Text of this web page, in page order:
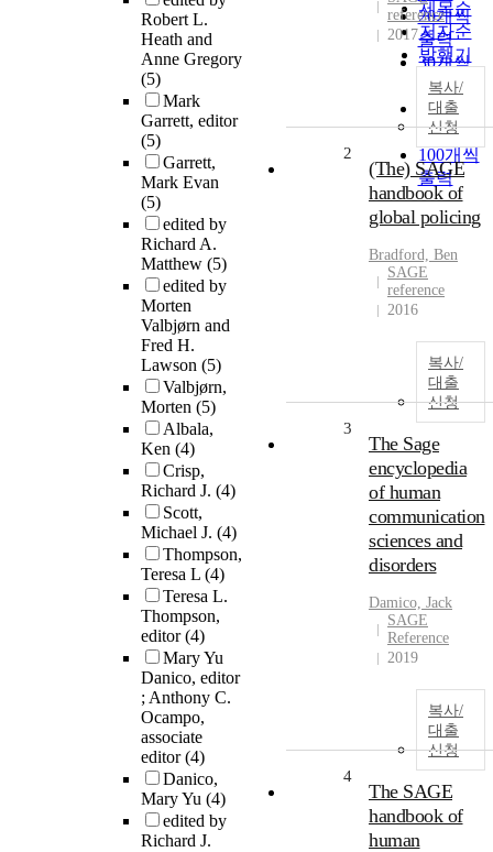
Robert L.
Heath and
Anne Gregory
(5)
Mark
Garrett, editor
(5)
Garrett,
Mark Evan
(5)
edited by
Richard A.
Matthew (5)
edited by
Morten
Valbjørn and
Fred H.
Lawson (5)
Valbjørn,
Morten (5)
Albala,
Ken (4)
Crisp,
Richard J. (4)
Scott,
Michael J. (4)
Thompson,
Teresa L (4)
Teresa L.
Thompson,
editor(4)
Mary Yu
Danico, editor
; Anthony C.
Ocampo,
associate
editor(4)
Danico,
Mary Yu (4)
edited by
Richard J.
제목순
저자순
발행기
관순
20개씩
출력
30개씩
출력
50개씩
출력
100개씩
출력
reference
2017
복사/
대출
신청
2
(The) SAGE
handbook of
global policing
Bradford, Ben
SAGE
reference
2016
복사/
대출
신청
3
The Sage
encyclopedia
of human
communication
sciences and
disorders
Damico, Jack
SAGE
Reference
2019
복사/
대출
신청
4
The SAGE
handbook of
human